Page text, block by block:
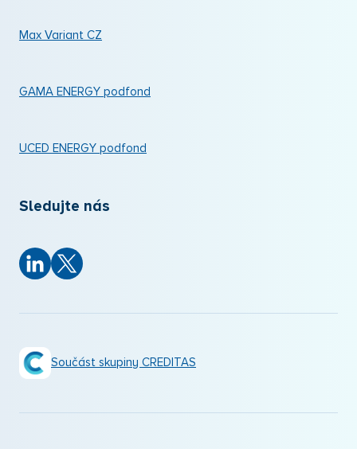
Max Variant CZ
GAMA ENERGY podfond
UCED ENERGY podfond
Sledujte nás
Součást skupiny CREDITAS